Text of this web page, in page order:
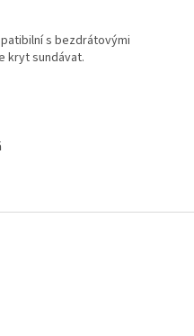
s bezdrátovými
kryt sundávat.